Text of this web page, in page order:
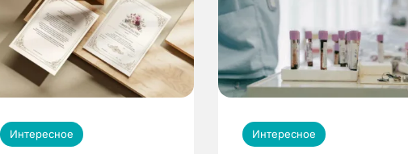
Интересное Интересное